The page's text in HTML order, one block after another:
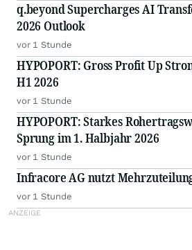
q.beyond Supercharges AI
2026 Outlook
vor 1 Stunde
HYPOPORT: Gross Profit Up
H1 2026
vor 1 Stunde
HYPOPORT: Starkes
Sprung im 1. Halbjahr 2026
vor 1 Stunde
Infracore AG nutzt
vor 1 Stunde